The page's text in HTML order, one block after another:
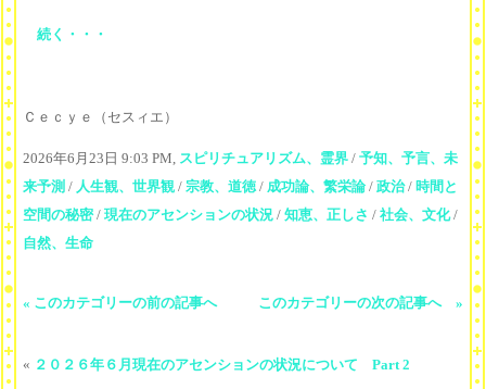
続く・・・
Ｃｅｃｙｅ（セスィエ）
2026年6月23日 9:03 PM, スピリチュアリズム、霊界 / 予知、予言、未
来予測 / 人生観、世界観 / 宗教、道徳/ 成功論、繁栄論 / 政治/ 時間と
空間の秘密/ 現在のアセンションの状況 / 知恵、正しさ / 社会、文化/
自然、生命
« このカテゴリーの前の記事へ このカテゴリーの次の記事へ »
« ２０２６年６月現在のアセンションの状況について Part 2